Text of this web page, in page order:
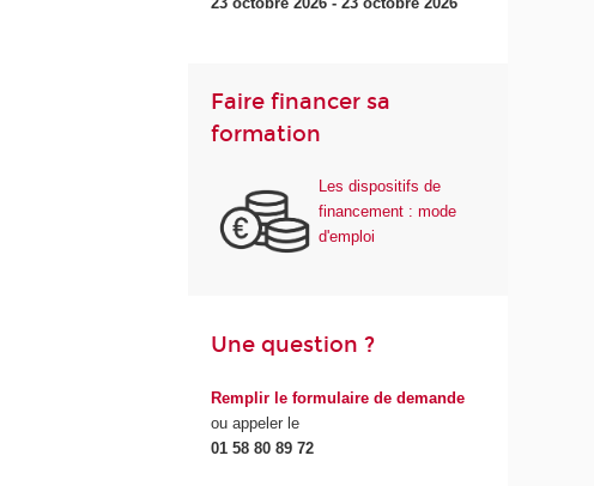
Faire financer sa
formation
Les dispositifs de
financement : mode
d'emploi
Une question ?
Remplir le formulaire de demande
ou appeler le
01 58 80 89 72